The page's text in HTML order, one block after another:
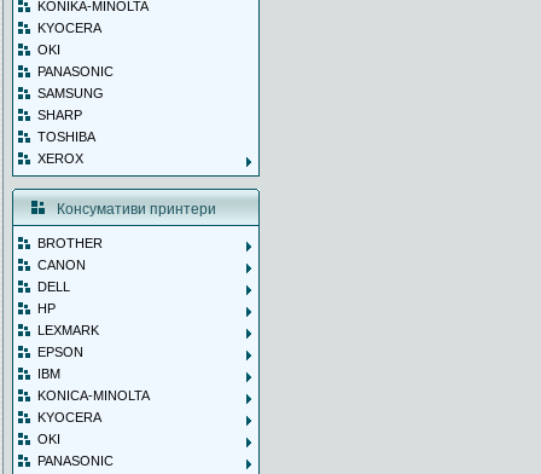
KONIKA-MINOLTA
KYOCERA
OKI
PANASONIC
SAMSUNG
SHARP
TOSHIBA
XEROX
Консумативи принтери
BROTHER
CANON
DELL
HP
LEXMARK
EPSON
IBM
KONICA-MINOLTA
KYOCERA
OKI
PANASONIC